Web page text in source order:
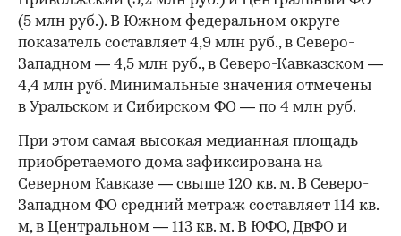
(5 млн руб.). В Южном федеральном округе
показатель составляет 4,9 млн руб., в Северо-
Западном — 4,5 млн руб., в Северо-Кавказском —
4,4 млн руб. Минимальные значения отмечены
в Уральском и Сибирском ФО — по 4 млн руб.
При этом самая высокая медианная площадь
приобретаемого дома зафиксирована на
Северном Кавказе — свыше 120 кв. м. В Северо-
Западном ФО средний метраж составляет 114 кв.
м, в Центральном — 113 кв. м. В ЮФО, ДвФО и